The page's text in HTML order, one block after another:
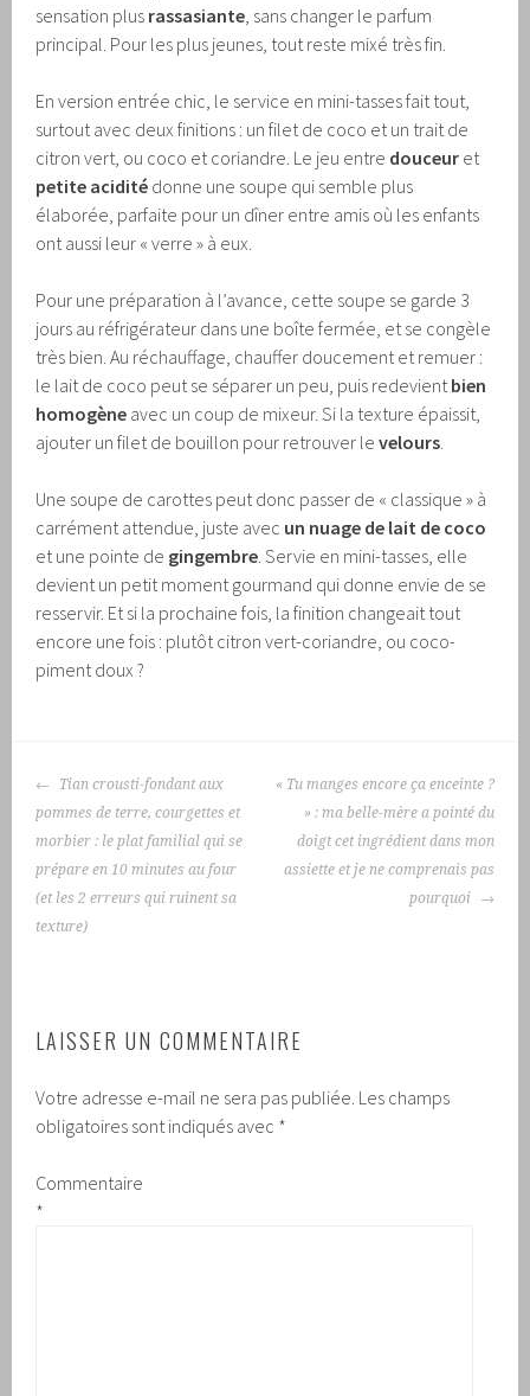
sensation plus rassasiante , sans changer le parfum
principal. Pour les plus jeunes, tout reste mixé très fin.
En version entrée chic, le service en mini-tasses fait tout,
surtout avec deux finitions : un filet de coco et un trait de
citron vert, ou coco et coriandre. Le jeu entre douceur et
petite acidité donne une soupe qui semble plus
élaborée, parfaite pour un dîner entre amis où les enfants
ont aussi leur « verre » à eux.
Pour une préparation à l’avance, cette soupe se garde 3
jours au réfrigérateur dans une boîte fermée, et se congèle
très bien. Au réchauffage, chauffer doucement et remuer :
le lait de coco peut se séparer un peu, puis redevient bien
homogène avec un coup de mixeur. Si la texture épaissit,
ajouter un filet de bouillon pour retrouver levelours
Une soupe de carottes peut donc passer de « classique » à
carrément attendue, juste avec un nuage de lait de coco
et une pointe de gingembre . Servie en mini-tasses, elle
devient un petit moment gourmand qui donne envie de se
resservir. Et si la prochaine fois, la finition changeait tout
encore une fois : plutôt citron vert-coriandre, ou coco-
piment doux ?
NAVIGATION
DES
ARTICLES
Tian crousti-fondant aux
pommes de terre, courgettes et
morbier : le plat familial qui se
prépare en 10 minutes au four
(et les 2 erreurs qui ruinent sa
texture)
« Tu manges encore ça enceinte ?
» : ma belle-mère a pointé du
doigt cet ingrédient dans mon
assiette et je ne comprenais pas
pourquoi
LAISSER UN COMMENTAIRE
Votre adresse e-mail ne sera pas publiée. Les champs
obligatoires sont indiqués avec *
Commentaire
*